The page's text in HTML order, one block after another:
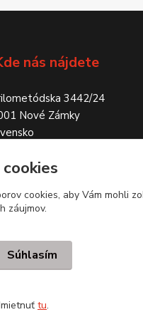
nás nájdete
3442/24
Nové Zámky
cookies, aby Vám mohli
záujmov.
Súhlasím
tu.